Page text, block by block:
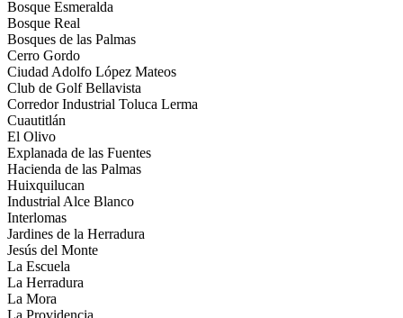
Bosque Esmeralda
Bosque Real
Bosques de las Palmas
Cerro Gordo
Ciudad Adolfo López Mateos
Club de Golf Bellavista
Corredor Industrial Toluca Lerma
Cuautitlán
El Olivo
Explanada de las Fuentes
Hacienda de las Palmas
Huixquilucan
Industrial Alce Blanco
Interlomas
Jardines de la Herradura
Jesús del Monte
La Escuela
La Herradura
La Mora
La Providencia